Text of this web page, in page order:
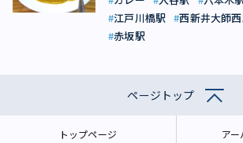
江戸川橋駅
西新井大師
赤坂駅
ページトップ
トップページ ア